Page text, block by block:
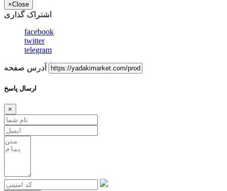
×Close
اشتراک گذاری
facebook
twitter
telegram
آدرس صفحه
ارسال پاسخ
×